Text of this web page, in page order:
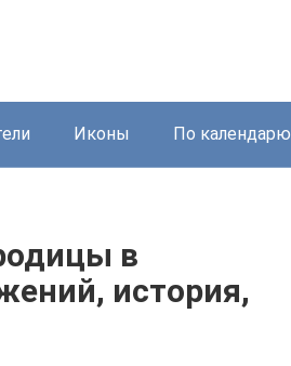
Иконы По календарю
в
история,